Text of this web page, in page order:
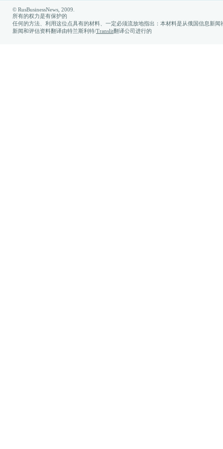
© RusBusinessNews, 2009.
所有的权力是有保护的
任何的方法、利用这位点具有的材料、一定必须流放地指出：本材料是从俄国信息新闻
新闻和评估资料翻译由特兰斯利特/Translit翻译公司进行的